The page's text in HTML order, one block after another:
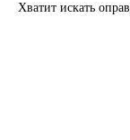
Хватит искать